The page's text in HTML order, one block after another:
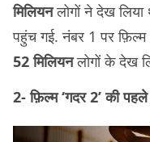
मिलियनलोगों ने देख
पहुंच गई. नंबर 1 पर फ़िल्म
52 मिलियनलोगों के देख
2- फ़िल्म ‘गदर 2’ की